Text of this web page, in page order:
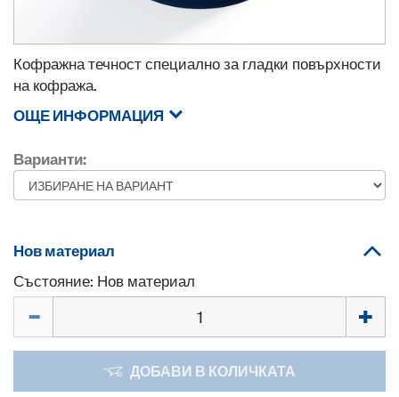
Кофражна течност специално за гладки повърхности
на кофража.
ОЩЕ ИНФОРМАЦИЯ
Варианти:
Нов материал
Състояние: Нов материал
ДОБАВИ В КОЛИЧКАТА